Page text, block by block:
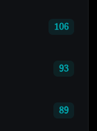
106
93
89